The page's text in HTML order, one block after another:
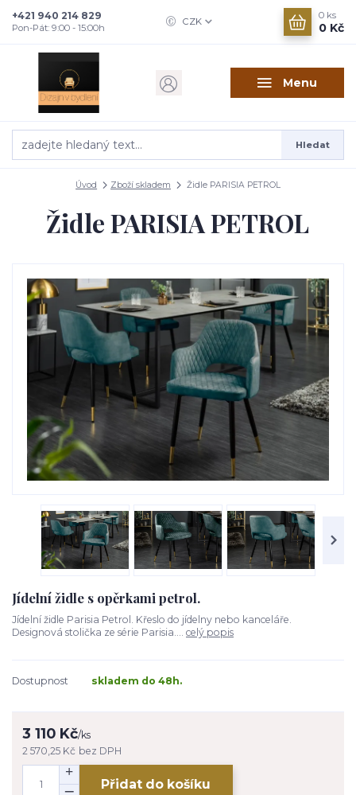
Menu
CZK
Hledat
+421 940 214 829
Pon-Pát: 9:00 - 15:00h
0 ks
0 Kč
Úvod Zboží skladem Židle PARISIA PETROL
Židle PARISIA PETROL
Jídelní židle s opěrkami petrol.
Jídelní židle Parisia Petrol. Křeslo do jídelny nebo kanceláře.
Designová stolička ze série Parisia.... celý popis
Dostupnost skladem do 48h.
3 110 Kč/ks
2 570,25 Kč bez DPH
Přidat do košíku